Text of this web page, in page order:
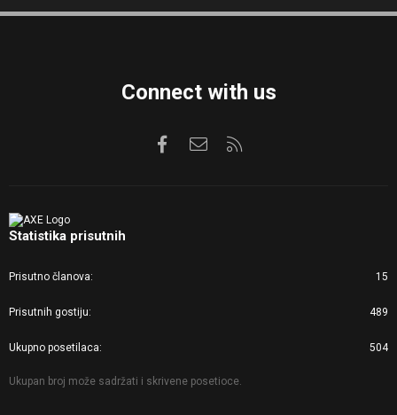
S
Connect with us
FacebookKontaktirajte nas
Statistika prisutnih
Prisutno članova 15
Prisutnih gostiju 489
Ukupno posetilaca 504
Ukupan broj može sadržati i skrivene posetioce.